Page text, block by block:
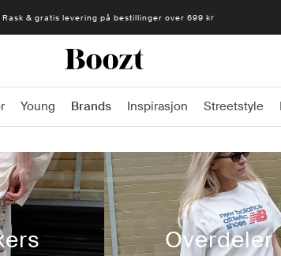
Rask & gratis levering på bestillinger over 699 kr
1-4 arbeidsdager
Young Brands Inspirasjon Streetstyle
Overdeler